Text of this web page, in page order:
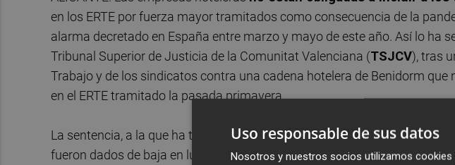
en los ERTE por fuerza mayor tramitados como consecuencia de la
alarma decretado en España entre marzo y mayo de este año. Así lo ha
Tribunal Superior de Justicia de la Comunitat Valenciana (TSJCV), tras
Trabajo y de los sindicatos contra una cadena hotelera de Benidorm
en el ERTE tramitado la pasada primavera.
La sentencia, a la que ha tenido accesoValenciaPlaza, rechaza que los
fueron dados de baja en lugar de ser incluidos en el ERTE hayan
Uso responsable de sus datos
Nosotros y nuestros socios utilizamos